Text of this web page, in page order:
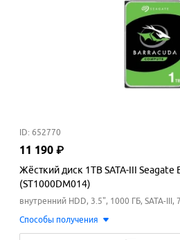
ID: 652770
11 190 ₽
Жёсткий диск 1TB SATA-III Seagate
(ST1000DM014)
внутренний HDD, 3.5", 1000 ГБ, SATA-
Способы получения